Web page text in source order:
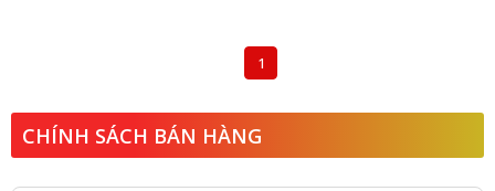
1
CHÍNH SÁCH BÁN HÀNG